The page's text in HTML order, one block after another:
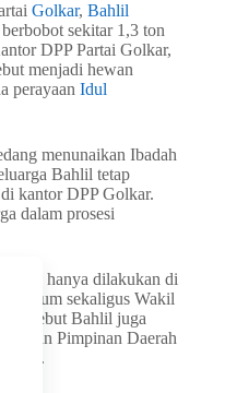
Golkar, Bahlil
berbobot sekitar 1,3 ton
DPP Partai Golkar,
menjadi hewan
perayaan Idul
menunaikan Ibadah
Bahlil tetap
kantor DPP Golkar.
dalam prosesi
tidak hanya dilakukan di
Umum sekaligus Wakil
Bahlil juga
Pimpinan Daerah